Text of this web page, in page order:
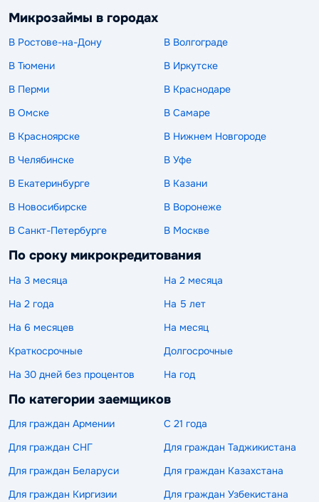
Микрозаймы в городах
В Ростове-на-Дону
В Волгограде
В Тюмени
В Иркутске
В Перми
В Краснодаре
В Омске
В Самаре
В Красноярске
В Нижнем Новгороде
В Челябинске
В Уфе
В Екатеринбурге
В Казани
В Новосибирске
В Воронеже
В Санкт-Петербурге
В Москве
По сроку микрокредитования
На 3 месяца
На 2 месяца
На 2 года
На 5 лет
На 6 месяцев
На месяц
Краткосрочные
Долгосрочные
На 30 дней без процентов
На год
По категории заемщиков
Для граждан Армении
С 21 года
Для граждан СНГ
Для граждан Таджикистана
Для граждан Беларуси
Для граждан Казахстана
Для граждан Киргизии
Для граждан Узбекистана